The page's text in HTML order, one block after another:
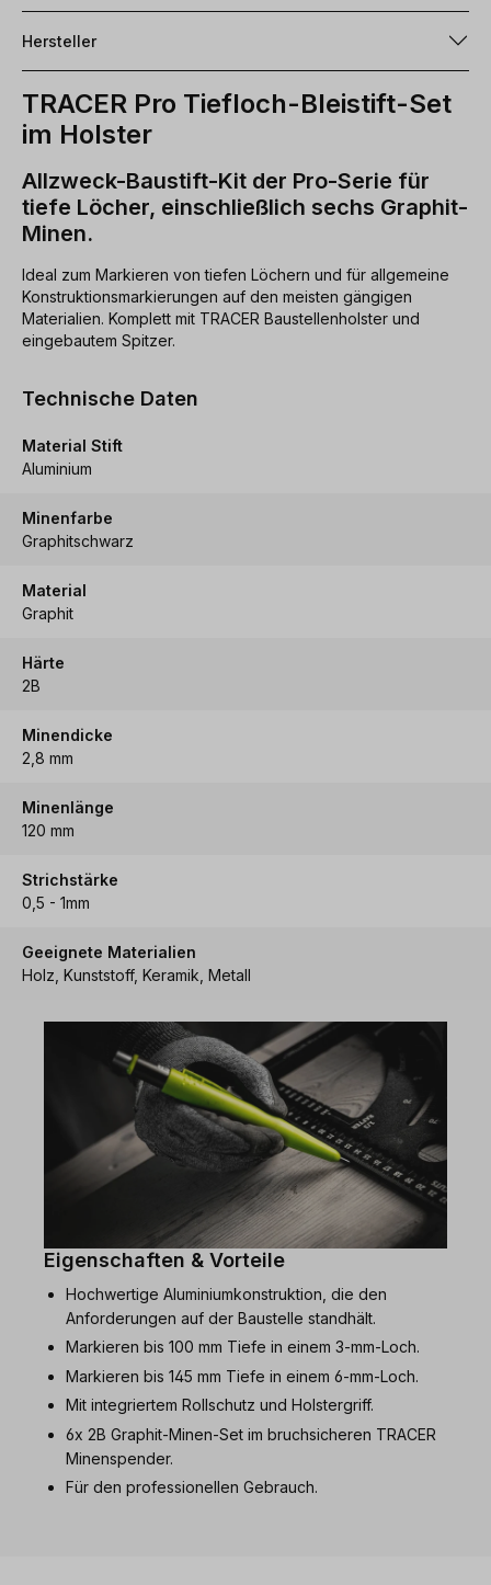
Hersteller
TRACER Pro Tiefloch-Bleistift-Set
im Holster
Allzweck-Baustift-Kit der Pro-Serie für
tiefe Löcher, einschließlich sechs Graphit-
Minen.
Ideal zum Markieren von tiefen Löchern und für allgemeine
Konstruktionsmarkierungen auf den meisten gängigen
Materialien. Komplett mit TRACER Baustellenholster und
eingebautem Spitzer.
Technische Daten
Material Stift
Aluminium
Minenfarbe
Graphitschwarz
Material
Graphit
Härte
2B
Minendicke
2,8 mm
Minenlänge
120 mm
Strichstärke
0,5 - 1mm
Geeignete Materialien
Holz, Kunststoff, Keramik, Metall
Eigenschaften & Vorteile
Hochwertige Aluminiumkonstruktion, die den
Anforderungen auf der Baustelle standhält.
Markieren bis 100 mm Tiefe in einem 3-mm-Loch.
Markieren bis 145 mm Tiefe in einem 6-mm-Loch.
Mit integriertem Rollschutz und Holstergriff.
6x 2B Graphit-Minen-Set im bruchsicheren TRACER
Minenspender.
Für den professionellen Gebrauch.